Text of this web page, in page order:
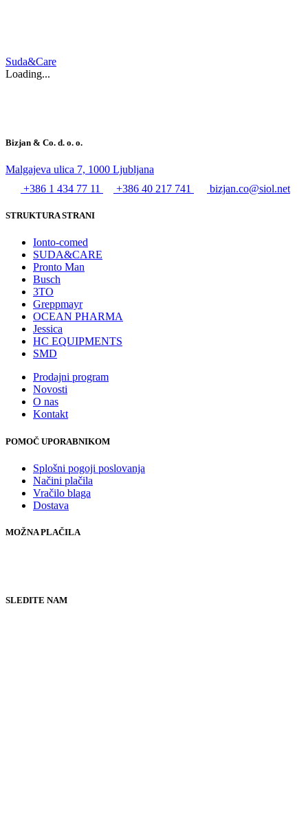
Suda&Care
Loading...
Bizjan & Co. d. o. o.
Malgajeva ulica 7, 1000 Ljubljana
+386 1 434 77 11
+386 40 217 741 bizjan.co@siol.net
STRUKTURA STRANI
Ionto-comed
SUDA&CARE
Pronto Man
Busch
3TO
Greppmayr
OCEAN PHARMA
Jessica
HC EQUIPMENTS
SMD
Prodajni program
Novosti
O nas
Kontakt
POMOČ UPORABNIKOM
Splošni pogoji poslovanja
Načini plačila
Vračilo blaga
Dostava
MOŽNA PLAČILA
SLEDITE NAM